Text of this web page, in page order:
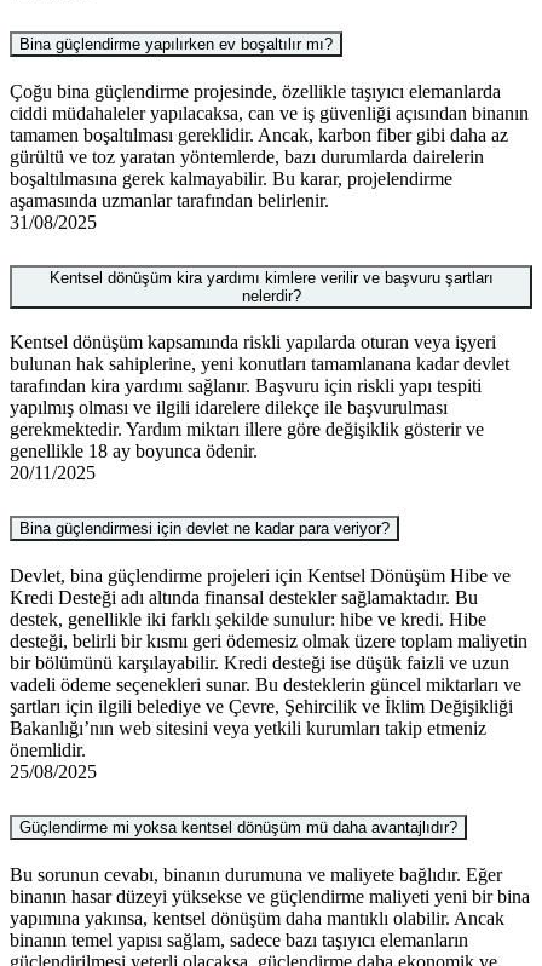
Bina güçlendirme yapılırken ev boşaltılır mı?
Çoğu bina güçlendirme projesinde, özellikle taşıyıcı elemanlarda
ciddi müdahaleler yapılacaksa, can ve iş güvenliği açısından binanın
tamamen boşaltılması gereklidir. Ancak, karbon fiber gibi daha az
gürültü ve toz yaratan yöntemlerde, bazı durumlarda dairelerin
boşaltılmasına gerek kalmayabilir. Bu karar, projelendirme
aşamasında uzmanlar tarafından belirlenir.
31/08/2025
Kentsel dönüşüm kira yardımı kimlere verilir ve başvuru şartları
nelerdir?
Kentsel dönüşüm kapsamında riskli yapılarda oturan veya işyeri
bulunan hak sahiplerine, yeni konutları tamamlanana kadar devlet
tarafından kira yardımı sağlanır. Başvuru için riskli yapı tespiti
yapılmış olması ve ilgili idarelere dilekçe ile başvurulması
gerekmektedir. Yardım miktarı illere göre değişiklik gösterir ve
genellikle 18 ay boyunca ödenir.
20/11/2025
Bina güçlendirmesi için devlet ne kadar para veriyor?
Devlet, bina güçlendirme projeleri için Kentsel Dönüşüm Hibe ve
Kredi Desteği adı altında finansal destekler sağlamaktadır. Bu
destek, genellikle iki farklı şekilde sunulur: hibe ve kredi. Hibe
desteği, belirli bir kısmı geri ödemesiz olmak üzere toplam maliyetin
bir bölümünü karşılayabilir. Kredi desteği ise düşük faizli ve uzun
vadeli ödeme seçenekleri sunar. Bu desteklerin güncel miktarları ve
şartları için ilgili belediye ve Çevre, Şehircilik ve İklim Değişikliği
Bakanlığı’nın web sitesini veya yetkili kurumları takip etmeniz
önemlidir.
25/08/2025
Güçlendirme mi yoksa kentsel dönüşüm mü daha avantajlıdır?
Bu sorunun cevabı, binanın durumuna ve maliyete bağlıdır. Eğer
binanın hasar düzeyi yüksekse ve güçlendirme maliyeti yeni bir bina
yapımına yakınsa, kentsel dönüşüm daha mantıklı olabilir. Ancak
binanın temel yapısı sağlam, sadece bazı taşıyıcı elemanların
güçlendirilmesi yeterli olacaksa, güçlendirme daha ekonomik ve